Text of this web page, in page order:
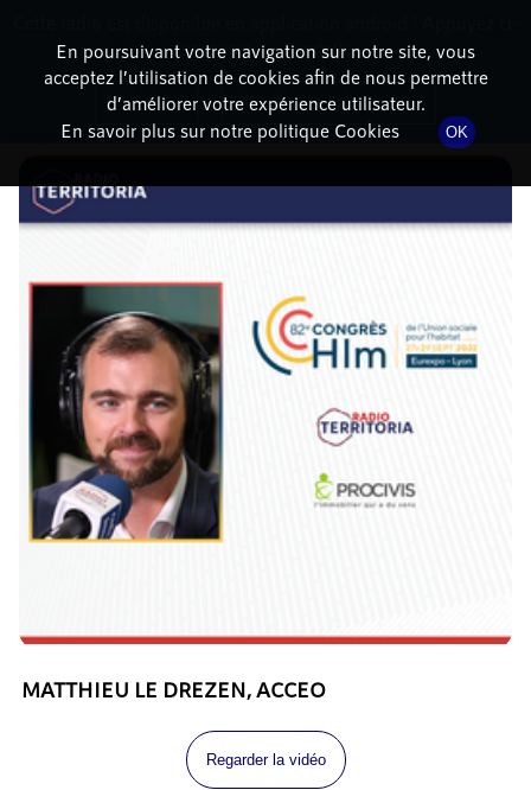
DÉTAILS DE L'ÉPISODE
28 septembre 2022à 12h30, durée : 11 minutes
MATTHIEU LE DREZEN, ACCEO
Regarder la vidéo
En poursuivant votre navigation sur notre site, vous
acceptez l’utilisation de cookies afin de nous permettre
d’améliorer votre expérience utilisateur.
En savoir plus sur notre politique Cookies
OK
dessous pour l'installer.
Non merci Télécharger l'application